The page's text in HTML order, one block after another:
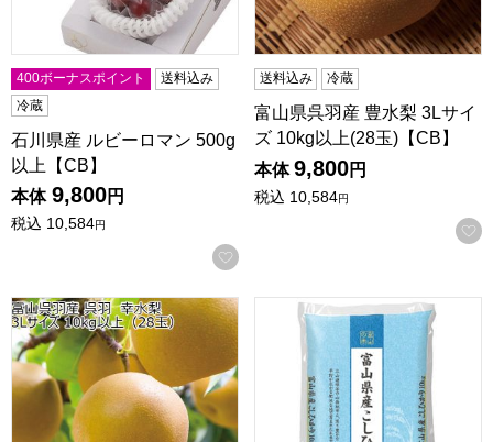
400ボーナスポイント
送料込み
冷蔵
石川県産 ルビーロマン 500g
以上【CB】
本体 9,800円
税込 10,584円
お気に入りに登録する
送料込み 冷蔵
富山県呉羽産 豊水梨 3Lサイ
ズ 10kg以上(28玉)【CB】
本体 9,800円
税込 10,584円
富山県呉羽産 幸水梨 3Lサイズ 10kg以上(28玉)【CB】
【令和7年産】【精米】富山